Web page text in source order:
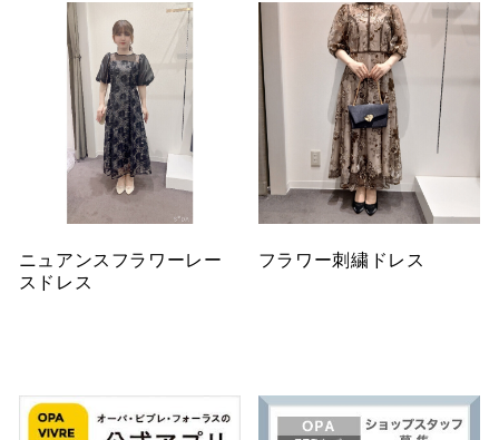
ニュアンスフラワーレー
スドレス
フラワー刺繍ドレス